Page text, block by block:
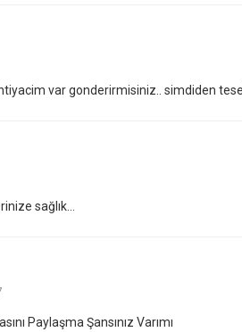
var gonderirmisiniz.. simdiden
sağlık…
Paylaşma Şansınız Varımı